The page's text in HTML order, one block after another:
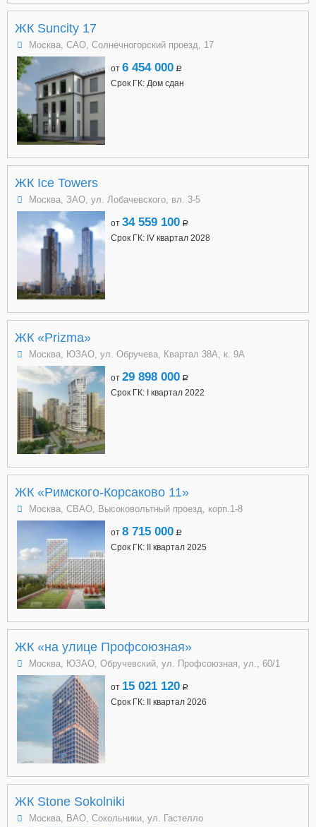
ЖК Suncity 17
Москва, САО, Солнечногорский проезд, 17
от 6 454 000 a
Срок ГК: Дом сдан
ЖК Ice Towers
Москва, ЗАО, ул. Лобачевского, вл. 3-5
от 34 559 100 a
Срок ГК: IV квартал 2028
ЖК «Prizma»
Москва, ЮЗАО, ул. Обручева, Квартал 38А, к. 9А
от 29 898 000 a
Срок ГК: I квартал 2022
ЖК «Римского-Корсаково 11»
Москва, СВАО, Высоковольтный проезд, корп.1-8
от 8 715 000 a
Срок ГК: II квартал 2025
ЖК «на улице Профсоюзная»
Москва, ЮЗАО, Обручевский, ул. Профсоюзная, ул., 60/1
от 15 021 120 a
Срок ГК: II квартал 2026
ЖК Stone Sokolniki
Москва, ВАО, Сокольники, ул. Гастелло